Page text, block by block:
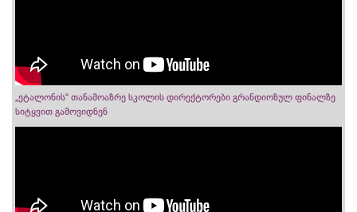
„ეტალონის“ თანამოაზრე სკოლის დირექტორები გრანდიოზულ ფინალზე
სიტყვით გამოვიდნენ